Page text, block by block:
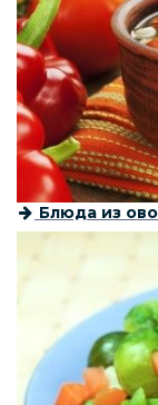
Блюда из